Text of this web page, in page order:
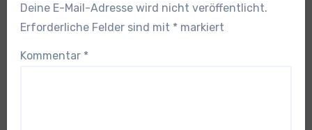
Deine E-Mail-Adresse wird nicht veröffentlicht.
Erforderliche Felder sind mit * markiert
Kommentar *